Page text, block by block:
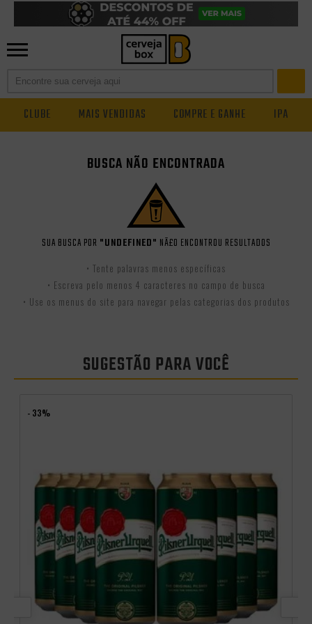
CLUBE MAIS VENDIDAS COMPRE E GANHE IPA
BUSCA NÃO ENCONTRADA
SUA BUSCA POR "UNDEFINED" NÃ£O ENCONTROU RESULTADOS
• Tente palavras menos específicas
• Escreva pelo menos 4 caracteres no campo de busca
• Use os menus do site para navegar pelas categorias dos produtos
SUGESTÃO PARA VOCÊ
- 33%